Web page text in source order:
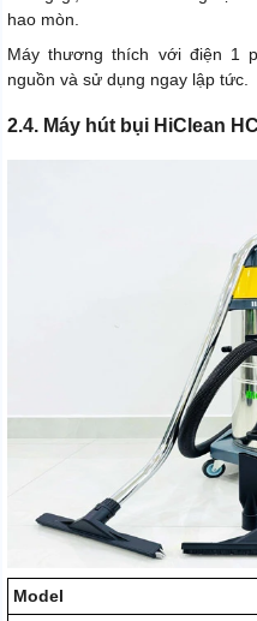
hao mòn.
Máy thương thích với điện 1
nguồn và sử dụng ngay lập tức.
2.4. Máy hút bụi HiClean
Model